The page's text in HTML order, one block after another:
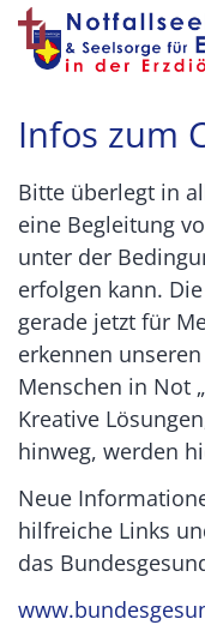
Zum Inhalt springen
Infos zum
Bitte überlegt in
eine Begleitung
unter der
erfolgen kann.
gerade jetzt für
erkennen
Menschen in Not
Kreative
hinweg, werden
Neue
hilfreiche Links
das